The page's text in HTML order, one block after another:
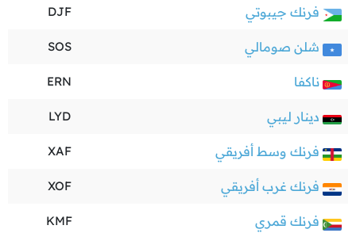
فرنك جيبوتي DJF
شلن صومالي SOS
ناكفا ERN
دينار ليبي LYD
فرنك وسط أفريقي XAF
فرنك غرب أفريقي XOF
فرنك قمري KMF